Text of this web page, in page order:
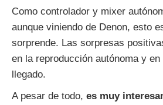
Como controlador y mixer
aunque viniendo de Denon, esto
sorprende. Las sorpresas
en la reproducción autónoma y
llegado.
A pesar de todo, es muy